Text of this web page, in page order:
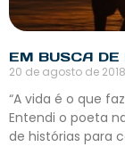
EM BUSCA DE
20 de agosto de 2018
“A vida é o que
Entendi o poeta
de histórias para